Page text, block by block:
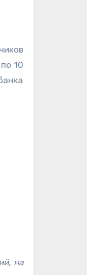
10
на